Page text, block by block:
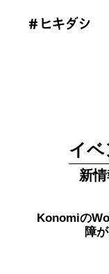
イ
新
Konomiの
障